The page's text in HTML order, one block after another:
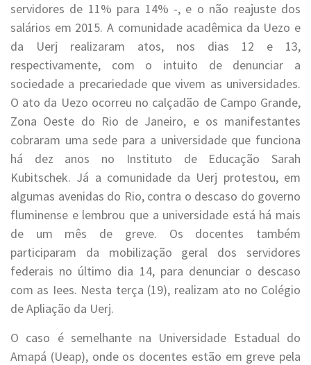
servidores de 11% para 14% -, e o não reajuste dos
salários em 2015. A comunidade acadêmica da Uezo e
da Uerj realizaram atos, nos dias 12 e 13,
respectivamente, com o intuito de denunciar a
sociedade a precariedade que vivem as universidades.
O ato da Uezo ocorreu no calçadão de Campo Grande,
Zona Oeste do Rio de Janeiro, e os manifestantes
cobraram uma sede para a universidade que funciona
há dez anos no Instituto de Educação Sarah
Kubitschek. Já a comunidade da Uerj protestou, em
algumas avenidas do Rio, contra o descaso do governo
fluminense e lembrou que a universidade está há mais
de um mês de greve. Os docentes também
participaram da mobilização geral dos servidores
federais no último dia 14, para denunciar o descaso
com as Iees. Nesta terça (19), realizam ato no Colégio
de Apliação da Uerj.
O caso é semelhante na Universidade Estadual do
Amapá (Ueap), onde os docentes estão em greve pela